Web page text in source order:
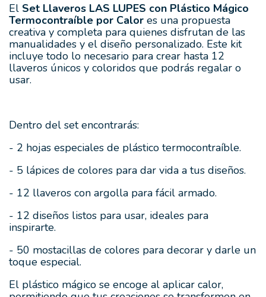
El Set Llaveros LAS LUPES con Plástico Mágico
Termocontraíble por Calor es una propuesta
creativa y completa para quienes disfrutan de las
manualidades y el diseño personalizado. Este kit
incluye todo lo necesario para crear hasta 12
llaveros únicos y coloridos que podrás regalar o
usar.
Dentro del set encontrarás:
- 2 hojas especiales de plástico termocontraíble.
- 5 lápices de colores para dar vida a tus diseños.
- 12 llaveros con argolla para fácil armado.
- 12 diseños listos para usar, ideales para
inspirarte.
- 50 mostacillas de colores para decorar y darle un
toque especial.
El plástico mágico se encoge al aplicar calor,